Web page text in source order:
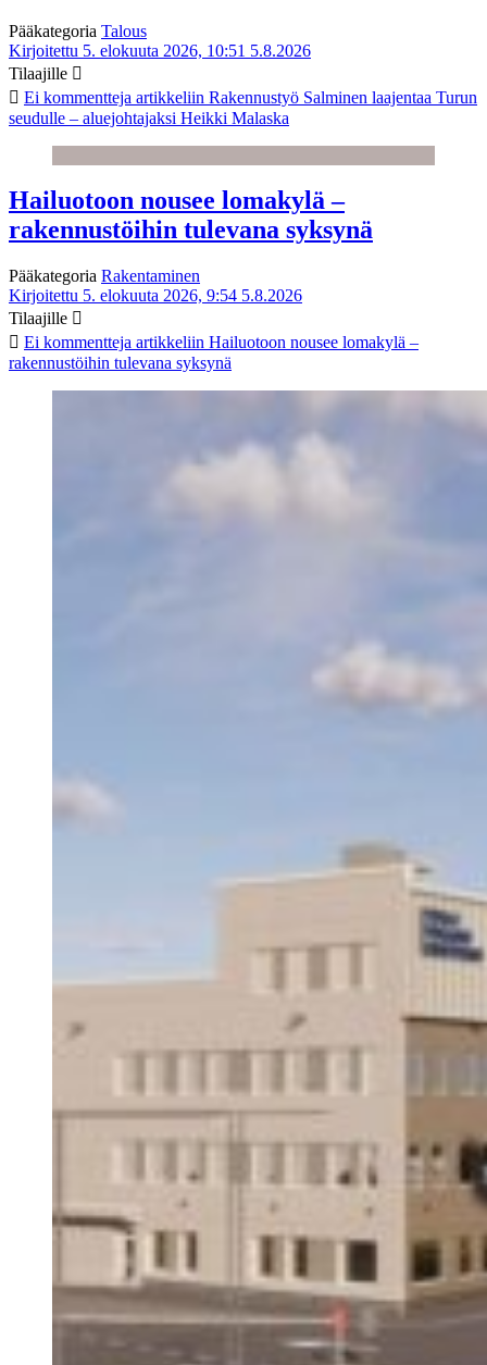
Pääkategoria Talous
Kirjoitettu 5. elokuuta 2026, 10:51 5.8.2026
Tilaajille
Ei kommentteja artikkeliin Rakennustyö Salminen laajentaa Turun
seudulle – aluejohtajaksi Heikki Malaska
Hailuotoon nousee lomakylä –
rakennustöihin tulevana syksynä
Pääkategoria Rakentaminen
Kirjoitettu 5. elokuuta 2026, 9:54 5.8.2026
Tilaajille
Ei kommentteja artikkeliin Hailuotoon nousee lomakylä –
rakennustöihin tulevana syksynä